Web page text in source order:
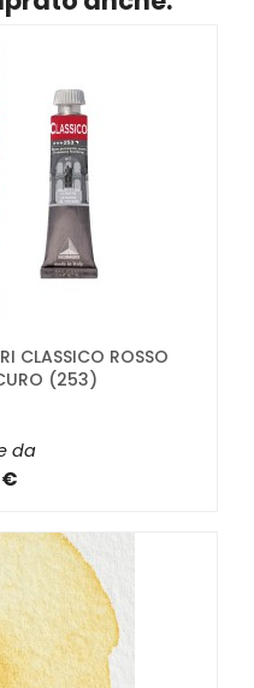
CLASSICO ROSSO
(253)
da